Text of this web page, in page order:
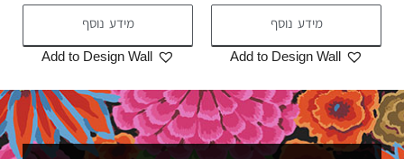
מידע נוסף
Add to Design Wall
מידע נוסף
Add to Design Wall